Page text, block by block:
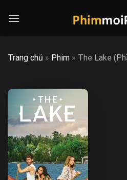
Trang chủ » Phim » The Lake